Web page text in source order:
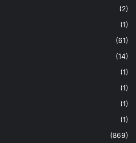
(2)
(1)
(61)
(14)
(1)
(1)
(1)
(1)
(869)